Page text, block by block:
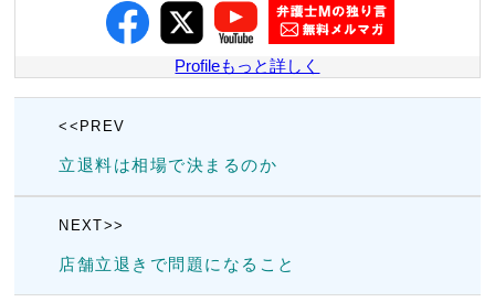
Profileもっと詳しく
<<PREV
立退料は相場で決まるのか
NEXT>>
店舗立退きで問題になること